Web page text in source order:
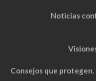
Noticias
Consejos que